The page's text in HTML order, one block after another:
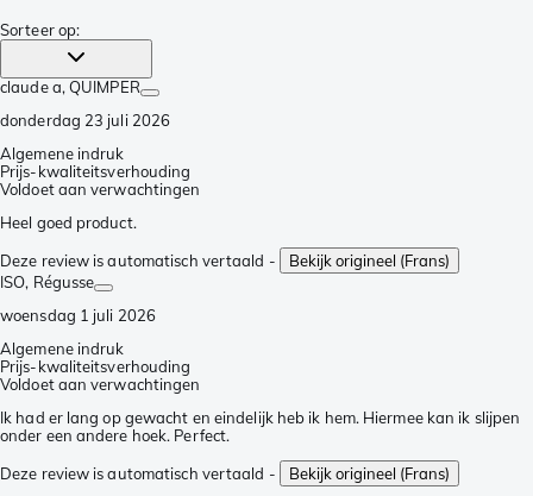
Sorteer op:
claude a, QUIMPER
donderdag 23 juli 2026
Algemene indruk
Prijs-kwaliteitsverhouding
Voldoet aan verwachtingen
Heel goed product.
Deze review is automatisch vertaald -
Bekijk origineel (Frans)
ISO, Régusse
woensdag 1 juli 2026
Algemene indruk
Prijs-kwaliteitsverhouding
Voldoet aan verwachtingen
Ik had er lang op gewacht en eindelijk heb ik hem. Hiermee kan ik slijpen
onder een andere hoek. Perfect.
Deze review is automatisch vertaald -
Bekijk origineel (Frans)